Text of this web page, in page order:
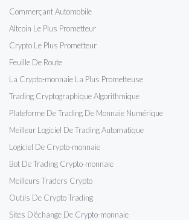
Commerçant Automobile
Altcoin Le Plus Prometteur
Crypto Le Plus Prometteur
Feuille De Route
La Crypto-monnaie La Plus Prometteuse
Trading Cryptographique Algorithmique
Plateforme De Trading De Monnaie Numérique
Meilleur Logiciel De Trading Automatique
Logiciel De Crypto-monnaie
Bot De Trading Crypto-monnaie
Meilleurs Traders Crypto
Outils De Crypto Trading
Sites D'échange De Crypto-monnaie